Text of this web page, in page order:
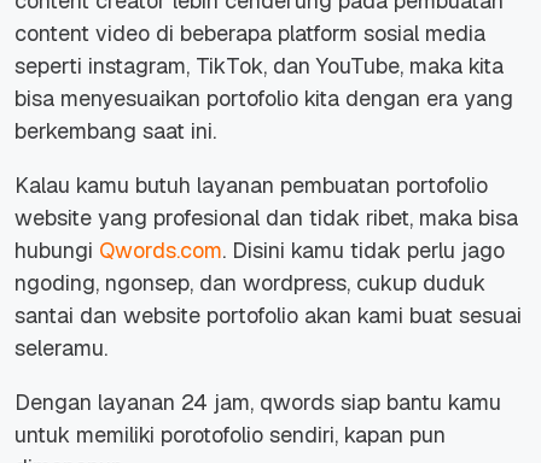
content video di beberapa platform sosial media
seperti instagram, TikTok, dan YouTube, maka kita
bisa menyesuaikan portofolio kita dengan era yang
berkembang saat ini.
Kalau kamu butuh layanan pembuatan portofolio
website yang profesional dan tidak ribet, maka bisa
hubungi Qwords.com. Disini kamu tidak perlu jago
ngoding, ngonsep, dan wordpress, cukup duduk
santai dan website portofolio akan kami buat sesuai
seleramu.
Dengan layanan 24 jam, qwords siap bantu kamu
untuk memiliki porotofolio sendiri, kapan pun